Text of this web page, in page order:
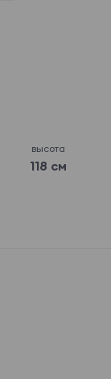
высота
118 см